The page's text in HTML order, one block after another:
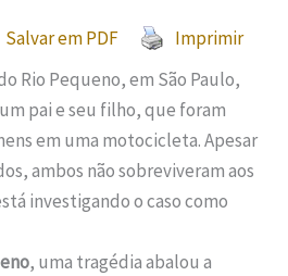
Salvar em PDF
Imprimir
Rio Pequeno, em São Paulo,
pai e seu filho, que foram
em uma motocicleta. Apesar
ambos não sobreviveram aos
investigando o caso como
, uma tragédia abalou a